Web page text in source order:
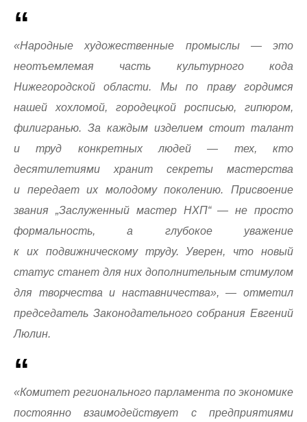
«Народные художественные промыслы — это
неотъемлемая часть культурного кода
Нижегородской области. Мы по праву гордимся
нашей хохломой, городецкой росписью, гипюром,
филигранью. За каждым изделием стоит талант
и труд конкретных людей — тех, кто
десятилетиями хранит секреты мастерства
и передает их молодому поколению. Присвоение
звания „Заслуженный мастер НХП“ — не просто
формальность, а глубокое уважение
к их подвижническому труду. Уверен, что новый
статус станет для них дополнительным стимулом
для творчества и наставничества», — отметил
председатель Законодательного собрания Евгений
Люлин.
«Комитет регионального парламента по экономике
постоянно взаимодействует с предприятиями